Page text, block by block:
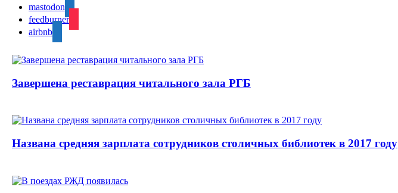
mastodon
feedburner
airbnb
Завершена реставрация читального зала РГБ
Названа средняя зарплата сотрудников столичных библиотек в 2017 году